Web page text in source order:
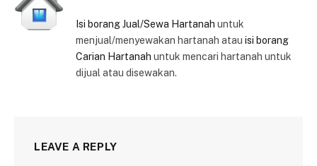
Isi borang Jual/Sewa Hartanah untuk
menjual/menyewakan hartanah atau isi borang
Carian Hartanah untuk mencari hartanah untuk
dijual atau disewakan.
LEAVE A REPLY